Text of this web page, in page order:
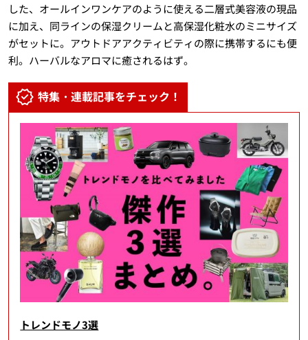
した、オールインワンケアのように使える二層式美容液の現品
に加え、同ラインの保湿クリームと高保湿化粧水のミニサイズ
がセットに。アウトドアアクティビティの際に携帯するにも便
利。ハーバルなアロマに癒されるはず。
特集・連載記事をチェック！
トレンドモノ3選